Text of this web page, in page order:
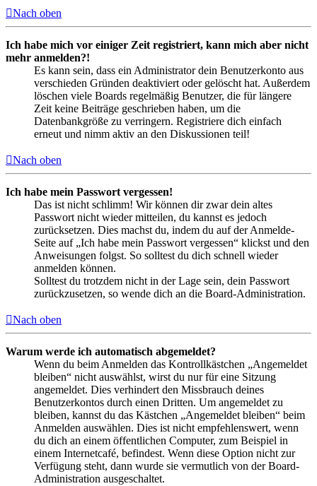
Nach oben
Ich habe mich vor einiger Zeit registriert, kann mich aber nicht
mehr anmelden?!
Es kann sein, dass ein Administrator dein Benutzerkonto aus
verschieden Gründen deaktiviert oder gelöscht hat. Außerdem
löschen viele Boards regelmäßig Benutzer, die für längere
Zeit keine Beiträge geschrieben haben, um die
Datenbankgröße zu verringern. Registriere dich einfach
erneut und nimm aktiv an den Diskussionen teil!
Nach oben
Ich habe mein Passwort vergessen!
Das ist nicht schlimm! Wir können dir zwar dein altes
Passwort nicht wieder mitteilen, du kannst es jedoch
zurücksetzen. Dies machst du, indem du auf der Anmelde-
Seite auf „Ich habe mein Passwort vergessen“ klickst und den
Anweisungen folgst. So solltest du dich schnell wieder
anmelden können.
Solltest du trotzdem nicht in der Lage sein, dein Passwort
zurückzusetzen, so wende dich an die Board-Administration.
Nach oben
Warum werde ich automatisch abgemeldet?
Wenn du beim Anmelden das Kontrollkästchen „Angemeldet
bleiben“ nicht auswählst, wirst du nur für eine Sitzung
angemeldet. Dies verhindert den Missbrauch deines
Benutzerkontos durch einen Dritten. Um angemeldet zu
bleiben, kannst du das Kästchen „Angemeldet bleiben“ beim
Anmelden auswählen. Dies ist nicht empfehlenswert, wenn
du dich an einem öffentlichen Computer, zum Beispiel in
einem Internetcafé, befindest. Wenn diese Option nicht zur
Verfügung steht, dann wurde sie vermutlich von der Board-
Administration ausgeschaltet.